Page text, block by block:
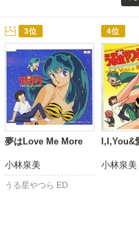
3位
夢はLove Me More
小林泉美
うる星やつら ED
4位
I,I,You&
小林泉美